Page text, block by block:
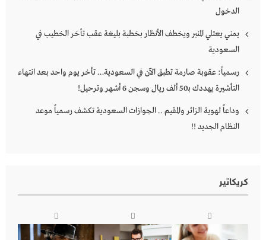
الدخول
يمني يعتلي المنبر ويخطف الأنظار بخطبة بليغة عقب تأخر الخطيب في
السعودية
رسمياً: عقوبة صارمة تطبق الآن في السعودية… تأخر يوم واحد بعد انتهاء
التأشيرة يهددك بـ50 ألف ريال وسجن 6 أشهر وترحيل!
وداعاً لهوية الزائر والمقيم .. الجوازات السعودية تكشف رسمياً موعد
النظام الجديد !!
كريكاتير